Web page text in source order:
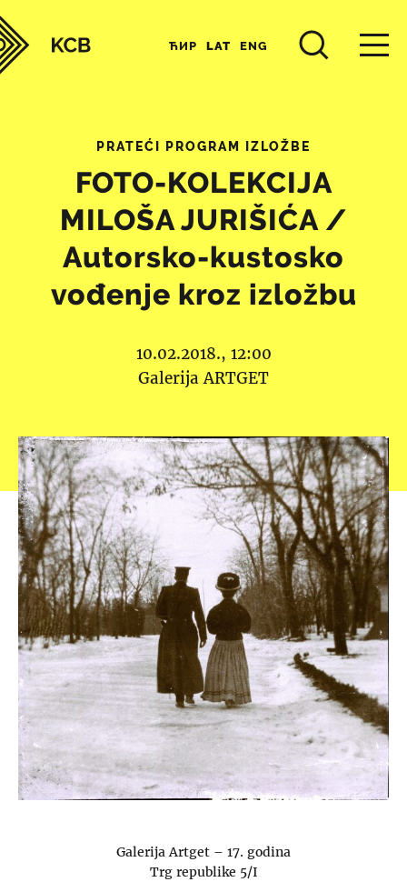
ЋИР LAT ENG
PRATEĆI PROGRAM IZLOŽBE
FOTO-KOLEKCIJA
MILOŠA JURIŠIĆA /
Autorsko-kustosko
vođenje kroz izložbu
10.02.2018., 12:00
Galerija ARTGET
Galerija Artget – 17. godina
Trg republike 5/I